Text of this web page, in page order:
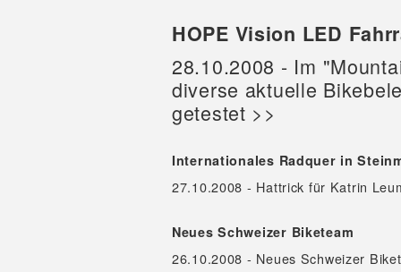
HOPE Vision LED
28.10.2008 - Im
diverse aktuelle
getestet >>
Internationales Radquer in
27.10.2008 - Hattrick für Katrin
Neues Schweizer Biketeam
26.10.2008 - Neues Schweizer